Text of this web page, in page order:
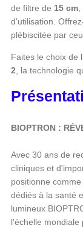
de filtre de 15 cm
d'utilisation.
plébiscitée par
Faites le choix de
2 , la technologie
BIOPTRON :
Avec 30 ans de
cliniques et
positionne
dédiés à la santé
lumineux
l'échelle mondiale